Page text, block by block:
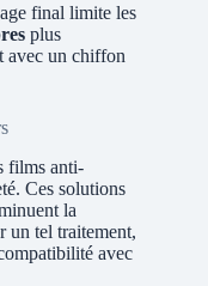
final limite les
plus
avec un chiffon
films anti-
Ces solutions
la
un tel traitement,
avec